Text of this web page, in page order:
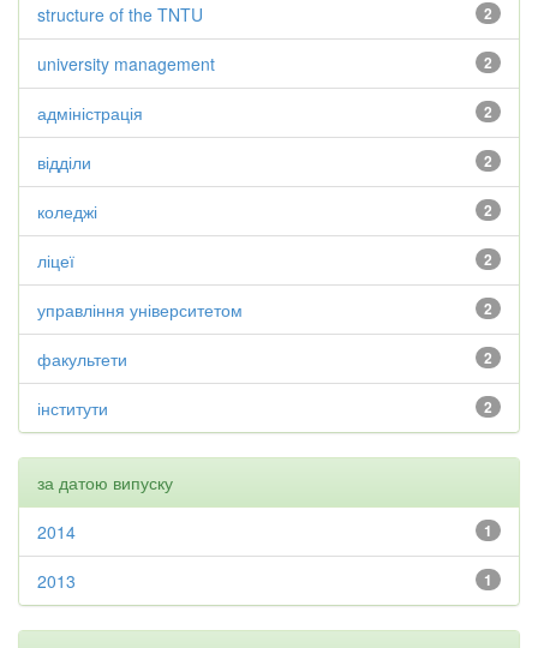
2
structure of the TNTU
2
university management
2
адміністрація
2
відділи
2
коледжі
2
ліцеї
2
управління університетом
2
факультети
2
інститути
за датою випуску
1
2014
1
2013